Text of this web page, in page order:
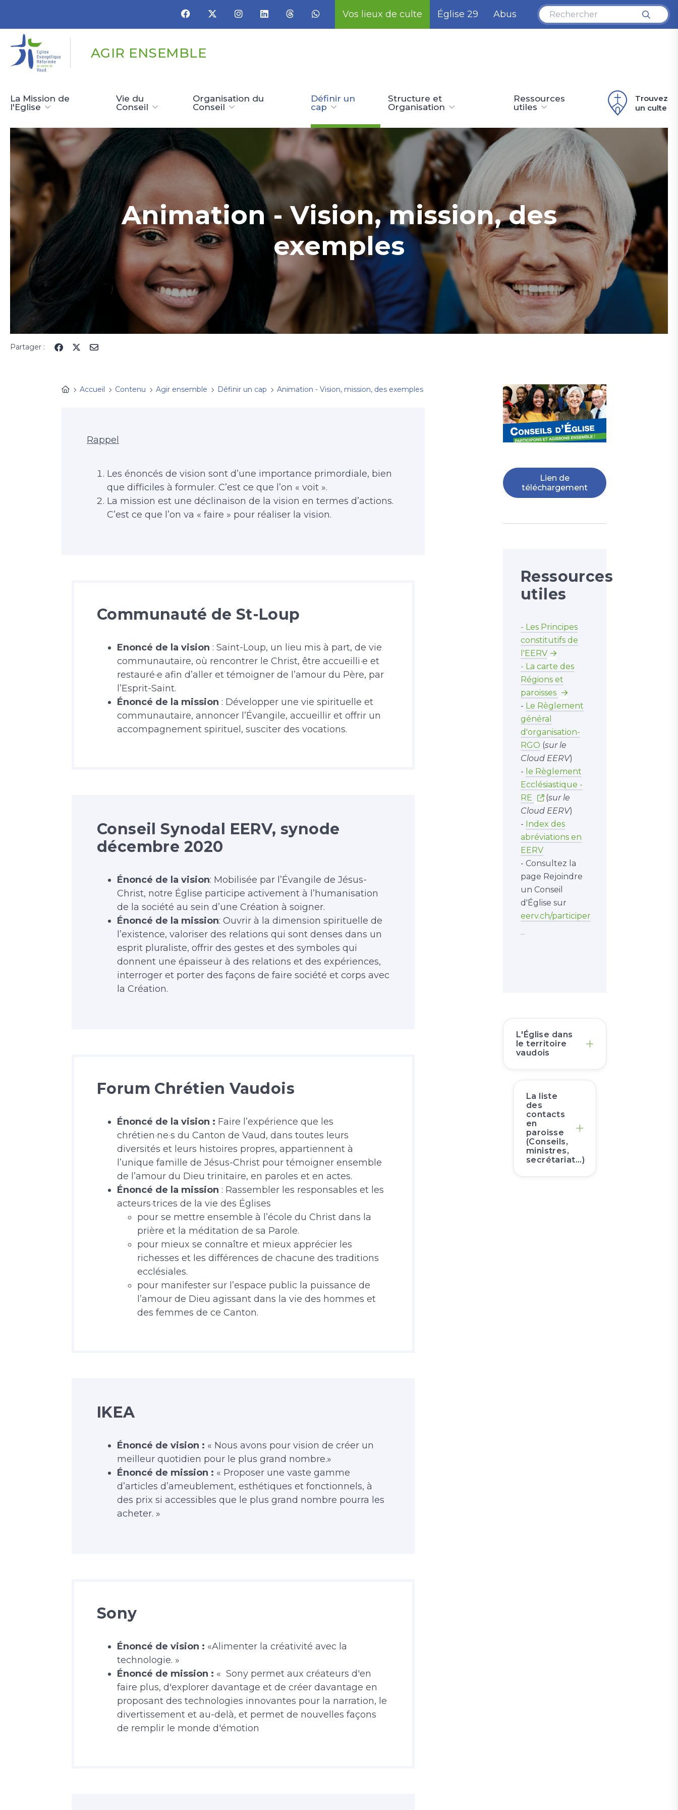
Vos lieux de culte Église 29 Abus
AGIR ENSEMBLE
La Mission de
l'Eglise
Vie du
Conseil
Organisation du
Conseil
Définir un
cap
Structure et
Organisation
Ressources
utiles
Trouvez
un culte
Animation - Vision, mission, des
exemples
Partager :
Accueil Contenu Agir ensemble Définir un cap Animation - Vision, mission, des exemples
Rappel
Les énoncés de vision sont d’une importance primordiale, bien
que difficiles à formuler. C’est ce que l’on « voit ».
La mission est une déclinaison de la vision en termes d’actions.
C’est ce que l’on va « faire » pour réaliser la vision.
Communauté de St-Loup
Enoncé de la vision : Saint-Loup, un lieu mis à part, de vie
communautaire, où rencontrer le Christ, être accueilli·e et
restauré·e afin d’aller et témoigner de l’amour du Père, par
l’Esprit-Saint.
Énoncé de la mission : Développer une vie spirituelle et
communautaire, annoncer l’Évangile, accueillir et offrir un
accompagnement spirituel, susciter des vocations.
Conseil Synodal EERV, synode
décembre 2020
Énoncé de la vision: Mobilisée par l’Évangile de Jésus-
Christ, notre Église participe activement à l’humanisation
de la société au sein d’une Création à soigner.
Énoncé de la mission: Ouvrir à la dimension spirituelle de
l’existence, valoriser des relations qui sont denses dans un
esprit pluraliste, offrir des gestes et des symboles qui
donnent une épaisseur à des relations et des expériences,
interroger et porter des façons de faire société et corps avec
la Création.
Forum Chrétien Vaudois
Énoncé de la vision : Faire l’expérience que les
chrétien·ne·s du Canton de Vaud, dans toutes leurs
diversités et leurs histoires propres, appartiennent à
l’unique famille de Jésus-Christ pour témoigner ensemble
de l’amour du Dieu trinitaire, en paroles et en actes.
Énoncé de la mission : Rassembler les responsables et les
acteurs·trices de la vie des Églises
pour se mettre ensemble à l’école du Christ dans la
prière et la méditation de sa Parole.
pour mieux se connaître et mieux apprécier les
richesses et les différences de chacune des traditions
ecclésiales.
pour manifester sur l’espace public la puissance de
l’amour de Dieu agissant dans la vie des hommes et
des femmes de ce Canton.
IKEA
Énoncé de vision : « Nous avons pour vision de créer un
meilleur quotidien pour le plus grand nombre.»
Énoncé de mission : « Proposer une vaste gamme
d’articles d’ameublement, esthétiques et fonctionnels, à
des prix si accessibles que le plus grand nombre pourra les
acheter. »
Sony
Énoncé de vision : «Alimenter la créativité avec la
technologie. »
Énoncé de mission : « Sony permet aux créateurs d'en
faire plus, d'explorer davantage et de créer davantage en
proposant des technologies innovantes pour la narration, le
divertissement et au-delà, et permet de nouvelles façons
de remplir le monde d'émotion
Lien de
téléchargement
Ressources
utiles
- Les Principes
constitutifs de
l'EERV
- La carte des
Régions et
paroisses
- Le Règlement
général
d'organisation-
RGO (sur le
Cloud EERV)
- le Règlement
Ecclésiastique -
RE
(sur le
Cloud EERV)
- Index des
abréviations en
EERV
- Consultez la
page Rejoindre
un Conseil
d'Église sur
eerv.ch/participer
L'Église dans
le territoire
vaudois
La liste
des
contacts
en
paroisse
(Conseils,
ministres,
secrétariat...)